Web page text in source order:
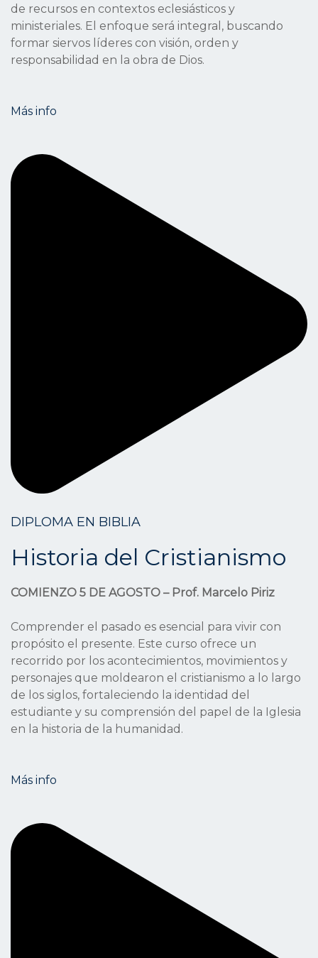
de recursos en contextos eclesiásticos y
ministeriales. El enfoque será integral, buscando
formar siervos líderes con visión, orden y
responsabilidad en la obra de Dios.
Más info
DIPLOMA EN BIBLIA
Historia del Cristianismo
COMIENZO 5 DE AGOSTO – Prof. Marcelo Piriz
Comprender el pasado es esencial para vivir con
propósito el presente. Este curso ofrece un
recorrido por los acontecimientos, movimientos y
personajes que moldearon el cristianismo a lo largo
de los siglos, fortaleciendo la identidad del
estudiante y su comprensión del papel de la Iglesia
en la historia de la humanidad.
Más info